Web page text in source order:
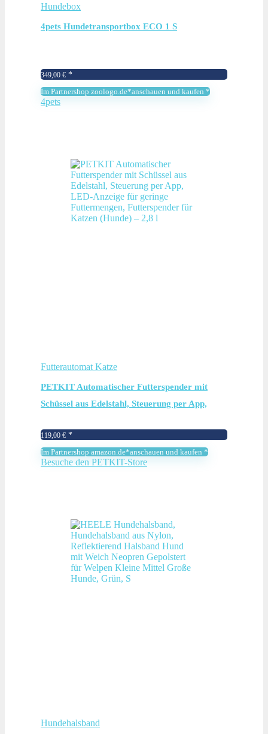
Hundebox
4pets Hundetransportbox ECO 1 S
349,00 €
Im Partnershop zoologo.de*anschauen und kaufen *
4pets
Futterautomat Katze
PETKIT Automatischer Futterspender mit
Schüssel aus Edelstahl, Steuerung per App,
Futterspender für Katzen (Hunde) – 2,8 l
119,00 €
Im Partnershop amazon.de*anschauen und kaufen *
Besuche den PETKIT-Store
Hundehalsband